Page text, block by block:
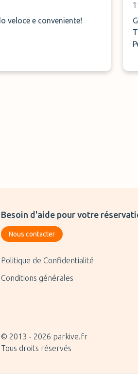
veloce e conveniente!
Besoin d'aide pour votre
Nous contacter
Politique de Confidentialité
Conditions générales
© 2013 - 2026 parkive.fr
Tous droits réservés